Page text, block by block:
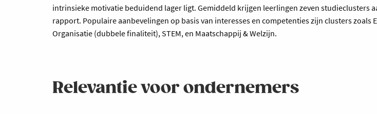
intrinsieke motivatie beduidend lager ligt. Gemiddeld krijgen leerlingen zeven studieclusters
rapport. Populaire aanbevelingen op basis van interesses en competenties zijn clusters zoals
Organisatie (dubbele finaliteit), STEM, en Maatschappij & Welzijn.
Relevantie voor ondernemers